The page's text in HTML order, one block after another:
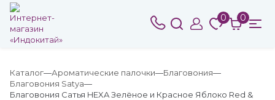
0 0
Каталог Ароматические палочки
Благовония
Благовония Satya
Благовония Сатья HEXA Зелёное и Красное Яблоко Red &